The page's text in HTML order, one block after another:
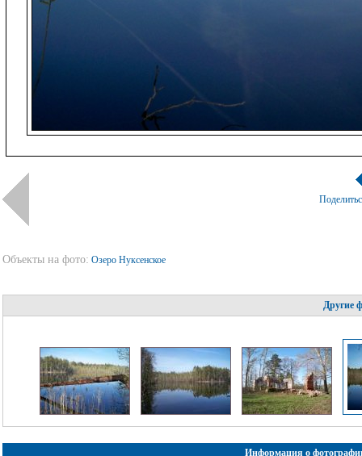
Объекты на фото: Озеро Нуксенское
Другие
Информация о